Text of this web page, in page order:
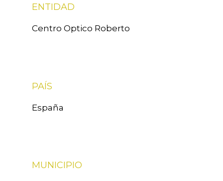
ENTIDAD
Centro Optico Roberto
PAÍS
España
MUNICIPIO